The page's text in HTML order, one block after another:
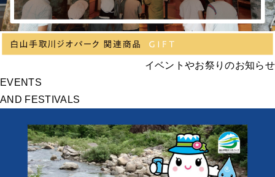
イベントやお祭りのお知らせ
EVENTS
AND FESTIVALS